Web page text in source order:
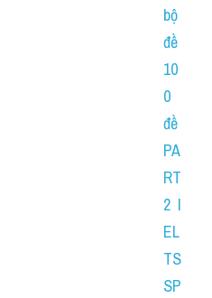
bộ
đề
10
0
đề
PA
RT
2 I
EL
TS
SP